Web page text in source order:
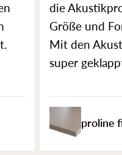
die
Größe und
Mit den
super
proline